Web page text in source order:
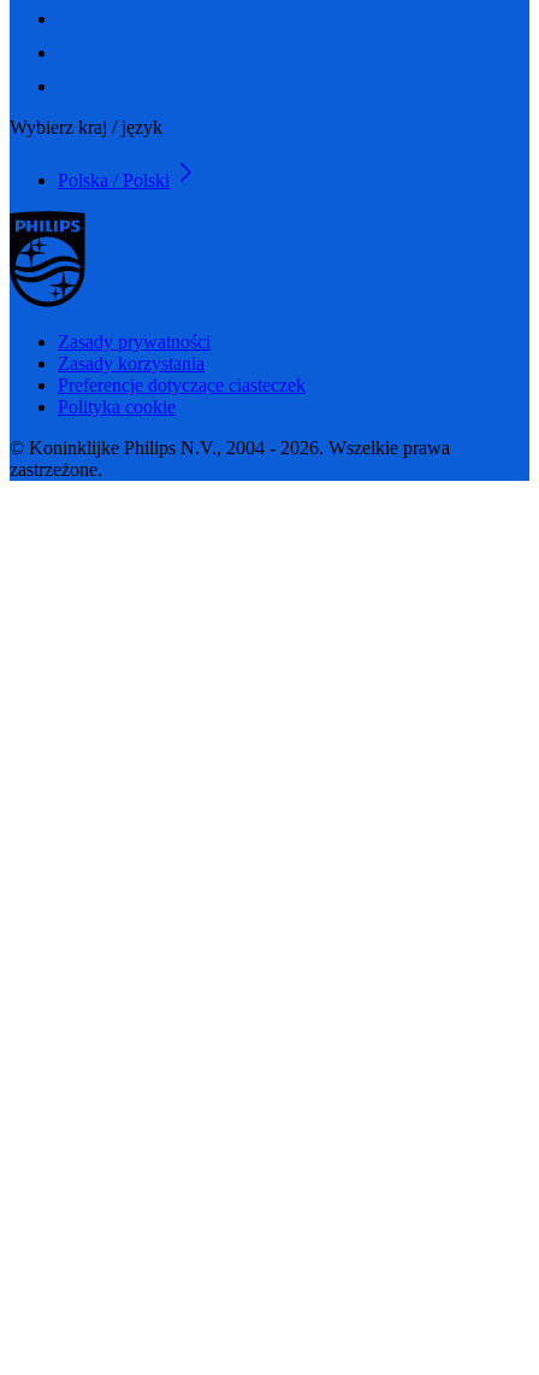
Wybierz kraj / język
Polska / Polski
Zasady prywatności
Zasady korzystania
Preferencje dotyczące ciasteczek
Polityka cookie
© Koninklijke Philips N.V., 2004 - 2026. Wszelkie prawa
zastrzeżone.